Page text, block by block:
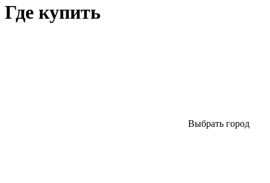
Где купить
Выбрать город